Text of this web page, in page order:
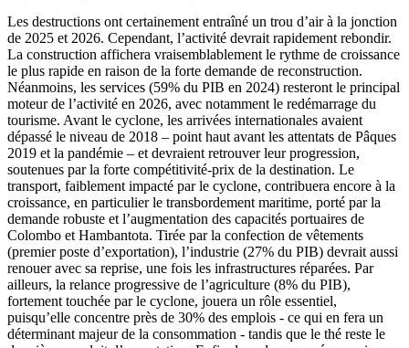
Les destructions ont certainement entraîné un trou d’air à la jonction
de 2025 et 2026. Cependant, l’activité devrait rapidement rebondir.
La construction affichera vraisemblablement le rythme de croissance
le plus rapide en raison de la forte demande de reconstruction.
Néanmoins, les services (59% du PIB en 2024) resteront le principal
moteur de l’activité en 2026, avec notamment le redémarrage du
tourisme. Avant le cyclone, les arrivées internationales avaient
dépassé le niveau de 2018 – point haut avant les attentats de Pâques
2019 et la pandémie – et devraient retrouver leur progression,
soutenues par la forte compétitivité-prix de la destination. Le
transport, faiblement impacté par le cyclone, contribuera encore à la
croissance, en particulier le transbordement maritime, porté par la
demande robuste et l’augmentation des capacités portuaires de
Colombo et Hambantota. Tirée par la confection de vêtements
(premier poste d’exportation), l’industrie (27% du PIB) devrait aussi
renouer avec sa reprise, une fois les infrastructures réparées. Par
ailleurs, la relance progressive de l’agriculture (8% du PIB),
fortement touchée par le cyclone, jouera un rôle essentiel,
puisqu’elle concentre près de 30% des emplois - ce qui en fera un
déterminant majeur de la consommation - tandis que le thé reste le